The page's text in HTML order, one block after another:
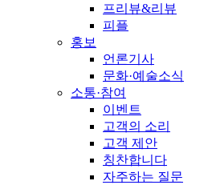
프리뷰&리뷰
피플
홍보
언론기사
문화·예술소식
소통·참여
이벤트
고객의 소리
고객 제안
칭찬합니다
자주하는 질문